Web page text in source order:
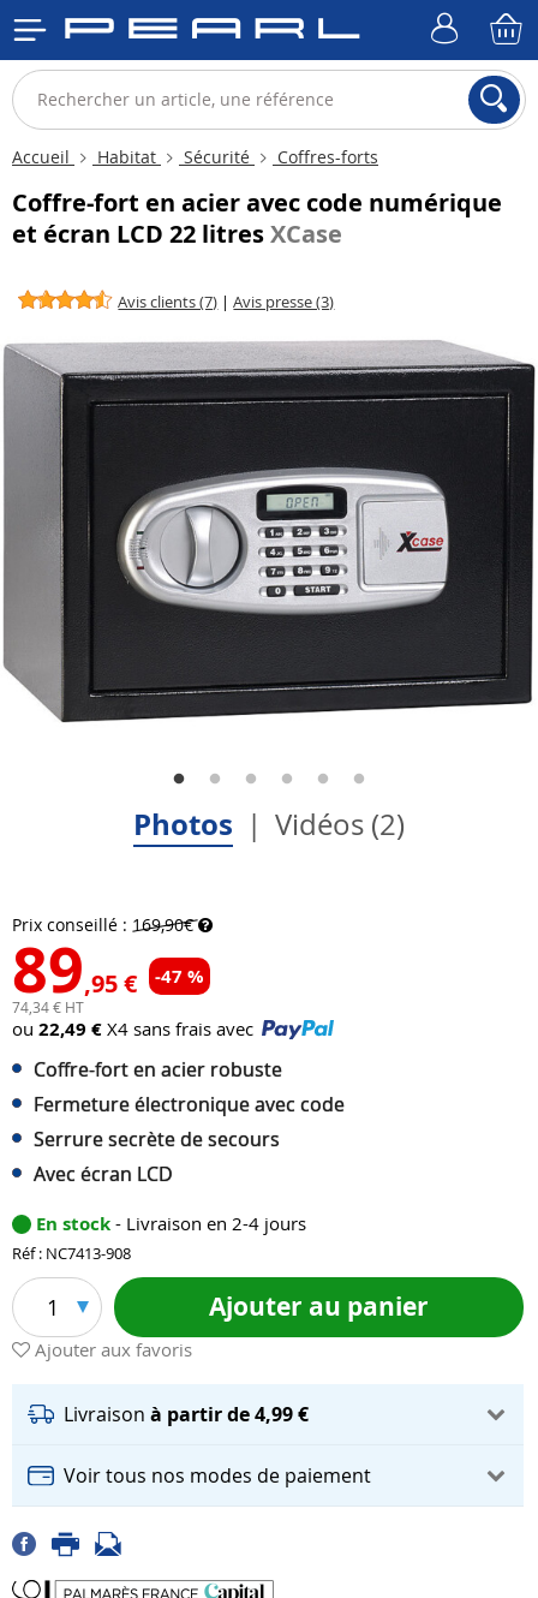
Accueil Habitat Sécurité Coffres-forts
Coffre-fort en acier avec code numérique
et écran LCD 22 litresXCase
Avis clients (7) |Avis presse (3)
Photos Vidéos (2)
Prix conseillé : 169,90€
89,95 € -47 %
74,34 € HT
ou 22,49 € X4 sans frais avec
Coffre-fort en acier robuste
Fermeture électronique avec code
Serrure secrète de secours
Avec écran LCD
En stock - Livraison en 2-4 jours
Réf : NC7413-908
1 Ajouter au panier
Ajouter aux favoris
Livraison à partir de 4,99 €
Voir tous nos modes de paiement